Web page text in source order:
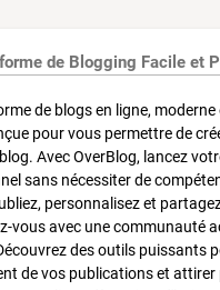
de Blogging Facile et
de blogs en ligne, moderne
pour vous permettre de
Avec OverBlog, lancez
sans nécessiter de
personnalisez et
vous avec une communauté
des outils puissants
de vos publications et attirer